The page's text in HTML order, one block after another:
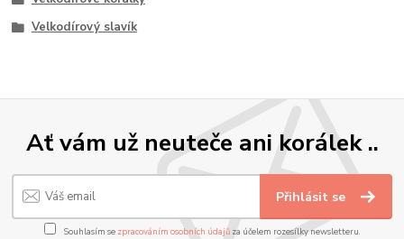
Velkodírový slavík
Ať vám už neuteče ani korálek ..
Přihlásit se
Souhlasím se zpracováním osobních údajůza účelem rozesílky newsletteru.